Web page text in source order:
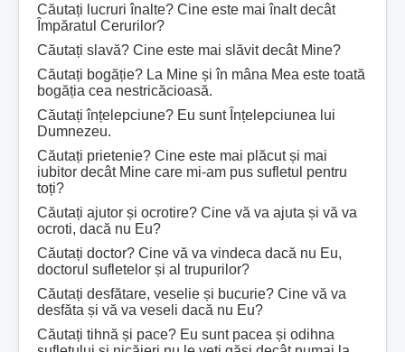
Căutați lucruri înalte? Cine este mai înalt decât
Împăratul Cerurilor?
Căutați slavă? Cine este mai slăvit decât Mine?
Căutați bogăție? La Mine și în mâna Mea este toată
bogăția cea nestricăcioasă.
Căutați înțelepciune? Eu sunt Înțelepciunea lui
Dumnezeu.
Căutați prietenie? Cine este mai plăcut și mai
iubitor decât Mine care mi-am pus sufletul pentru
toți?
Căutați ajutor și ocrotire? Cine vă va ajuta și vă va
ocroti, dacă nu Eu?
Căutați doctor? Cine vă va vindeca dacă nu Eu,
doctorul sufletelor și al trupurilor?
Căutați desfătare, veselie și bucurie? Cine vă va
desfăta și vă va veseli dacă nu Eu?
Căutați tihnă și pace? Eu sunt pacea și odihna